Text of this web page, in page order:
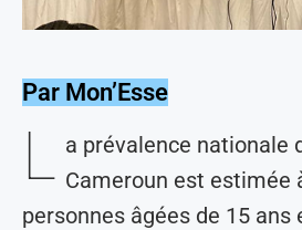
Par Mon’Esse
L a prévalence nationale
Cameroun est estimée
personnes âgées de 15 ans